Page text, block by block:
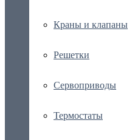
Краны и клапаны
Решетки
Сервоприводы
Термостаты